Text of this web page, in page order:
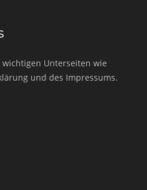
Unterseiten wie
und des Impressums.